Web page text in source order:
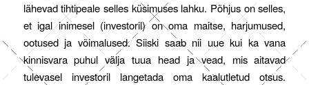
lähevad tihtipeale selles küsimuses lahku. Põhjus on selles,
et igal inimesel (investoril) on oma maitse, harjumused,
ootused ja võimalused. Siiski saab nii uue kui ka vana
kinnisvara puhul välja tuua head ja vead, mis aitavad
tulevasel investoril langetada oma kaalutletud otsus.